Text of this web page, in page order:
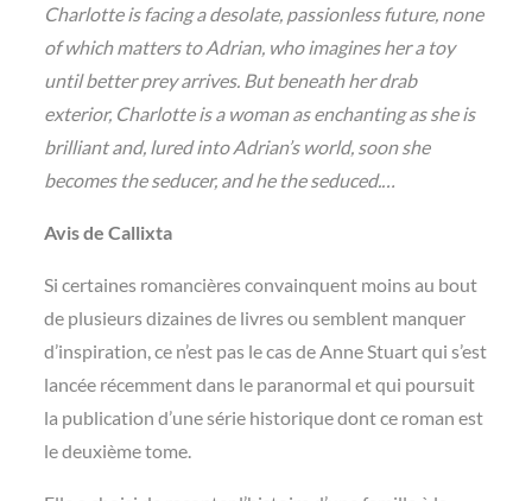
Charlotte is facing a desolate, passionless future, none
of which matters to Adrian, who imagines her a toy
until better prey arrives. But beneath her drab
exterior, Charlotte is a woman as enchanting as she is
brilliant and, lured into Adrian’s world, soon she
becomes the seducer, and he the seduced.…
Avis de Callixta
Si certaines romancières convainquent moins au bout
de plusieurs dizaines de livres ou semblent manquer
d’inspiration, ce n’est pas le cas de Anne Stuart qui s’est
lancée récemment dans le paranormal et qui poursuit
la publication d’une série historique dont ce roman est
le deuxième tome.